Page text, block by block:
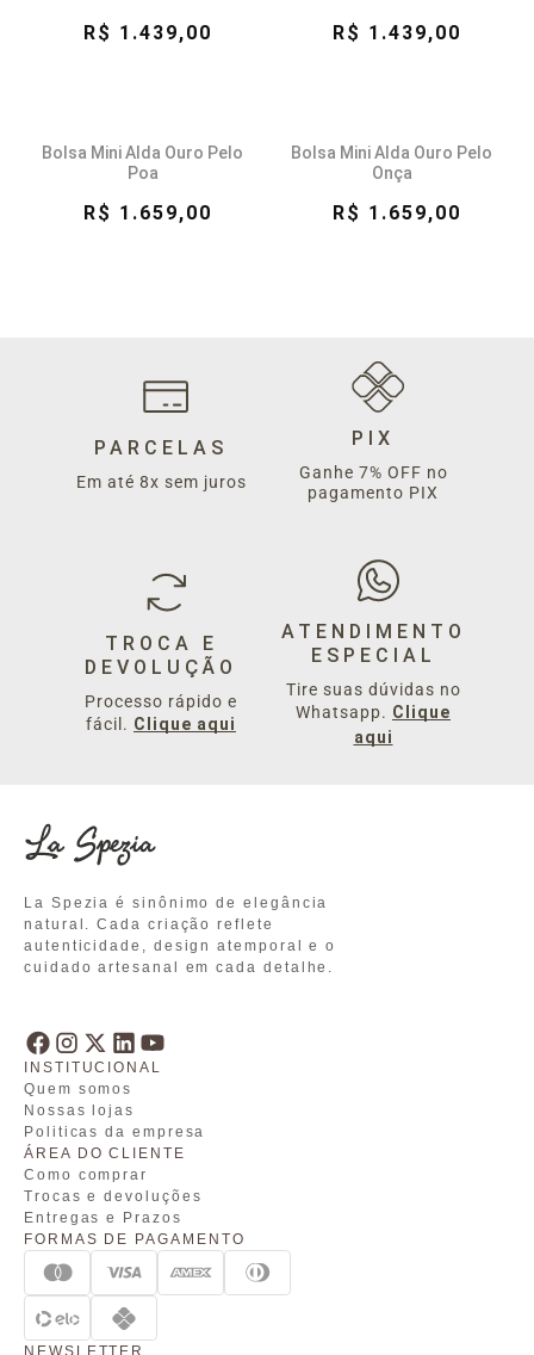
R$ 1.439,00 R$ 1.439,00
Bolsa Mini Alda Ouro Pelo
Poa
R$ 1.659,00
Bolsa Mini Alda Ouro Pelo
Onça
R$ 1.659,00
PARCELAS
Em até 8x sem juros
PIX
Ganhe 7% OFF no
pagamento PIX
TROCA E
DEVOLUÇÃO
Processo rápido e
fácil. Clique aqui
ATENDIMENTO
ESPECIAL
Tire suas dúvidas no
Whatsapp. Clique
aqui
La Spezia é sinônimo de elegância
natural. Cada criação reflete
autenticidade, design atemporal e o
cuidado artesanal em cada detalhe.
INSTITUCIONAL
Quem somos
Nossas lojas
Politicas da empresa
ÁREA DO CLIENTE
Como comprar
Trocas e devoluções
Entregas e Prazos
FORMAS DE PAGAMENTO
NEWSLETTER